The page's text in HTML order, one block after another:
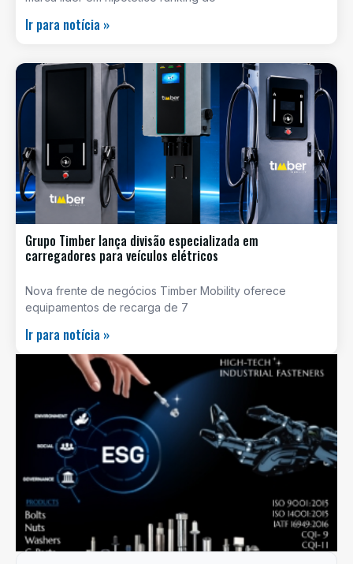
Ir para notícia »
Grupo Timber lança divisão especializada em
carregadores para veículos elétricos
Nova frente de negócios Timber Mobility oferece
equipamentos de recarga de 7
Ir para notícia »